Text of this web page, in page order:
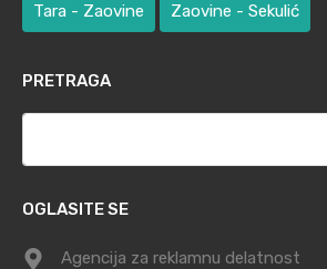
Tara - Zaovine Zaovine - Sekulić
PRETRAGA
OGLASITE SE
Agencija za reklamnu delatnost